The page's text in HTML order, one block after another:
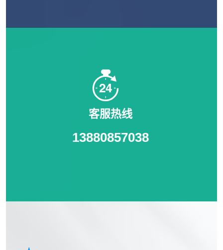
客服热线
13880857038